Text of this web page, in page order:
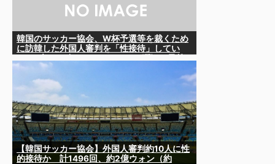
韓国のサッカー協会、W杯予選等を裁くため
に訪韓した外国人審判を「性接待」してい
を持ってりゃそうなるわな
【韓国サッカー協会】外国人審判約10人に性
的接待か 計1496回、約2億ウォン（約